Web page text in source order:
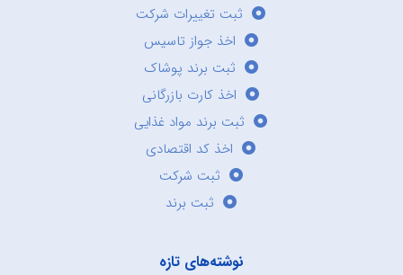
ثبت تغییرات شرکت
اخذ جواز تاسیس
ثبت برند پوشاک
اخذ کارت بازرگانی
ثبت برند مواد غذایی
اخذ کد اقتصادی
ثبت شرکت
ثبت برند
نوشته‌های تازه